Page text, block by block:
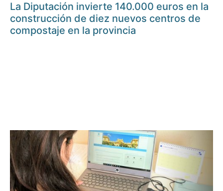
La Diputación invierte 140.000 euros en la
construcción de diez nuevos centros de
compostaje en la provincia